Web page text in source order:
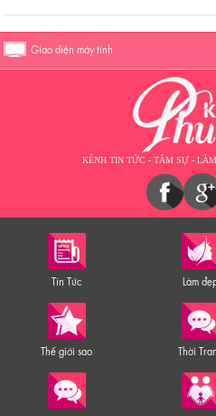
Giao diện máy tính
KÊNH TIN TỨC - TÂM SỰ -
Tin Tức Làm
Thế giới sao Thời